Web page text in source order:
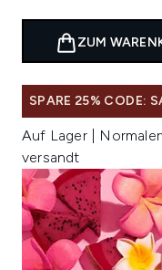
ZUM
SPARE 25% CODE:
Auf Lager |
versandt